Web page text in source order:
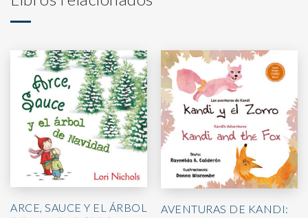
ARCE, SAUCE Y EL ÁRBOL
AVENTURAS DE KANDI: